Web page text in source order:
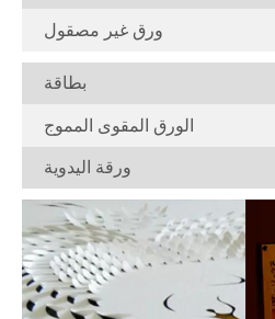
ورق غير مصقول
بطاقة
الورق المقوى المموج
ورقة اليدوية